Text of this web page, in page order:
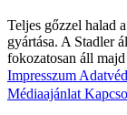
Teljes gőzzel halad
gyártása. A Stadler
fokozatosan áll
Impresszum
Médiaajánlat